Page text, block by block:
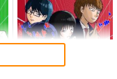
カート